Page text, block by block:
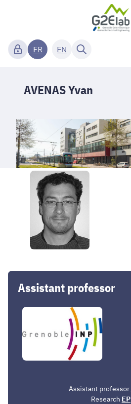
FR EN
AVENAS Yvan
Assistant professor
Assistant professor
Research EP